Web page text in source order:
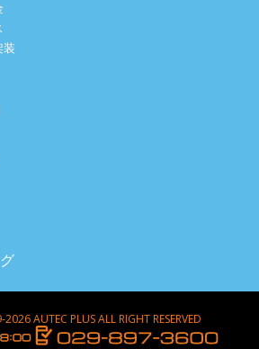
装
AUTEC PLUS ALL RIGHT RESERVED